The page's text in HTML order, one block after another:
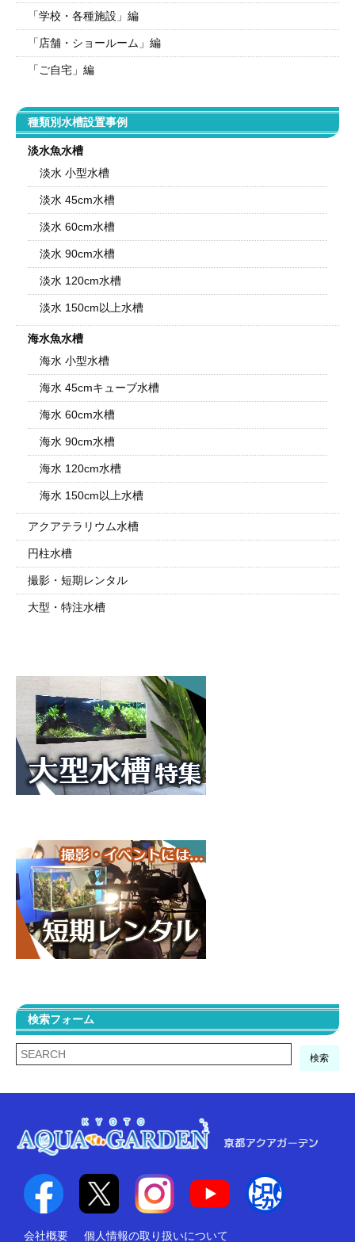
「学校・各種施設」編
「店舗・ショールーム」編
「ご自宅」編
種類別水槽設置事例
淡水魚水槽
淡水 小型水槽
淡水 45cm水槽
淡水 60cm水槽
淡水 90cm水槽
淡水 120cm水槽
淡水 150cm以上水槽
海水魚水槽
海水 小型水槽
海水 45cmキューブ水槽
海水 60cm水槽
海水 90cm水槽
海水 120cm水槽
海水 150cm以上水槽
アクアテラリウム水槽
円柱水槽
撮影・短期レンタル
大型・特注水槽
検索フォーム
検索
会社概要 個人情報の取り扱いについて